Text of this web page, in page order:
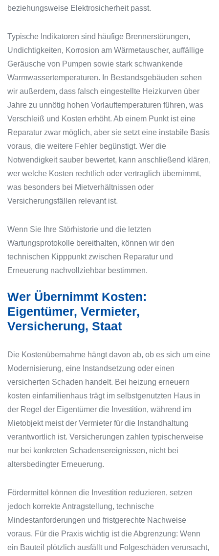
beziehungsweise Elektrosicherheit passt.
Typische Indikatoren sind häufige Brennerstörungen,
Undichtigkeiten, Korrosion am Wärmetauscher, auffällige
Geräusche von Pumpen sowie stark schwankende
Warmwassertemperaturen. In Bestandsgebäuden sehen
wir außerdem, dass falsch eingestellte Heizkurven über
Jahre zu unnötig hohen Vorlauftemperaturen führen, was
Verschleiß und Kosten erhöht. Ab einem Punkt ist eine
Reparatur zwar möglich, aber sie setzt eine instabile Basis
voraus, die weitere Fehler begünstigt. Wer die
Notwendigkeit sauber bewertet, kann anschließend klären,
wer welche Kosten rechtlich oder vertraglich übernimmt,
was besonders bei Mietverhältnissen oder
Versicherungsfällen relevant ist.
Wenn Sie Ihre Störhistorie und die letzten
Wartungsprotokolle bereithalten, können wir den
technischen Kipppunkt zwischen Reparatur und
Erneuerung nachvollziehbar bestimmen.
Wer Übernimmt Kosten:
Eigentümer, Vermieter,
Versicherung, Staat
Die Kostenübernahme hängt davon ab, ob es sich um eine
Modernisierung, eine Instandsetzung oder einen
versicherten Schaden handelt. Bei heizung erneuern
kosten einfamilienhaus trägt im selbstgenutzten Haus in
der Regel der Eigentümer die Investition, während im
Mietobjekt meist der Vermieter für die Instandhaltung
verantwortlich ist. Versicherungen zahlen typischerweise
nur bei konkreten Schadensereignissen, nicht bei
altersbedingter Erneuerung.
Fördermittel können die Investition reduzieren, setzen
jedoch korrekte Antragstellung, technische
Mindestanforderungen und fristgerechte Nachweise
voraus. Für die Praxis wichtig ist die Abgrenzung: Wenn
ein Bauteil plötzlich ausfällt und Folgeschäden verursacht,